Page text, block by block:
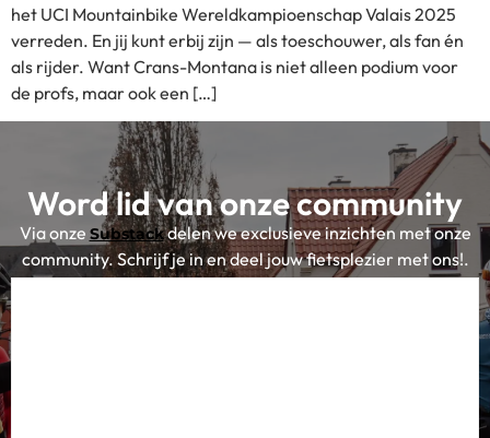
het UCI Mountainbike Wereldkampioenschap Valais 2025
verreden. En jij kunt erbij zijn — als toeschouwer, als fan én
als rijder. Want Crans-Montana is niet alleen podium voor
de profs, maar ook een […]
Word lid van onze community
Via onze Substackdelen we exclusieve inzichten met onze
community. Schrijf je in en deel jouw fietsplezier met ons!.